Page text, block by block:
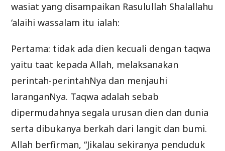
wasiat yang disampaikan Rasulullah Shalallahu
‘alaihi wassalam itu ialah:
Pertama: tidak ada dien kecuali dengan taqwa
yaitu taat kepada Allah, melaksanakan
perintah-perintahNya dan menjauhi
laranganNya. Taqwa adalah sebab
dipermudahnya segala urusan dien dan dunia
serta dibukanya berkah dari langit dan bumi.
Allah berfirman, “Jikalau sekiranya penduduk